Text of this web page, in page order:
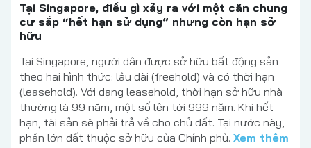
Tại Singapore, điều gì xảy ra với một căn chung
cư sắp “hết hạn sử dụng” nhưng còn hạn sở
hữu
Tại Singapore, người dân được sở hữu bất động sản
theo hai hình thức: lâu dài (freehold) và có thời hạn
(leasehold). Với dạng leasehold, thời hạn sở hữu nhà
thường là 99 năm, một số lên tới 999 năm. Khi hết
hạn, tài sản sẽ phải trả về cho chủ đất. Tại nước này,
phần lớn đất thuộc sở hữu của Chính phủ. Xem thêm